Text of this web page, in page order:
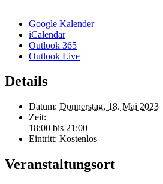
Google Kalender
iCalendar
Outlook 365
Outlook Live
Details
Datum: Donnerstag, 18. Mai 2023
Zeit:
18:00 bis 21:00
Eintritt: Kostenlos
Veranstaltungsort